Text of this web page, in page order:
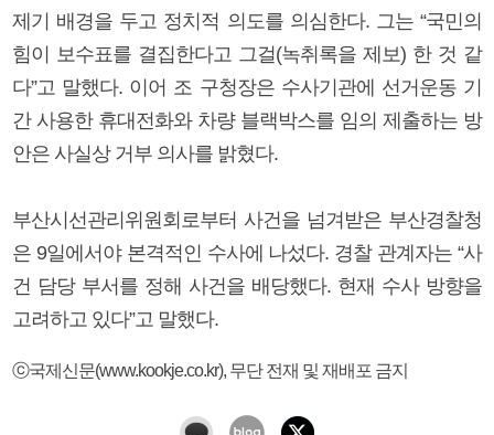
제기 배경을 두고 정치적 의도를 의심한다. 그는 “국민의
힘이 보수표를 결집한다고 그걸(녹취록을 제보) 한 것 같
다”고 말했다. 이어 조 구청장은 수사기관에 선거운동 기
간 사용한 휴대전화와 차량 블랙박스를 임의 제출하는 방
안은 사실상 거부 의사를 밝혔다.
부산시선관리위원회로부터 사건을 넘겨받은 부산경찰청
은 9일에서야 본격적인 수사에 나섰다. 경찰 관계자는 “사
건 담당 부서를 정해 사건을 배당했다. 현재 수사 방향을
고려하고 있다”고 말했다.
ⓒ국제신문(www.kookje.co.kr), 무단 전재 및 재배포 금지